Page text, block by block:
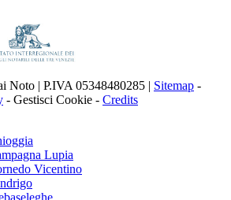
Noto | P.IVA 05348480285 | Sitemap -
- Gestisci Cookie - Credits
Lupia
Vicentino